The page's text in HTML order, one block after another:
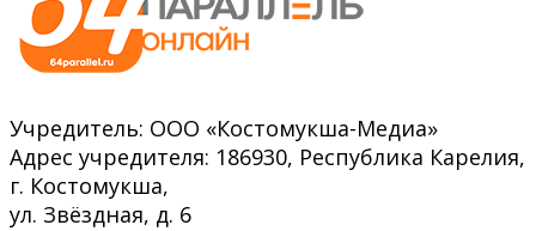
Учредитель: ООО «Костомукша-Медиа»
Адрес учредителя: 186930, Республика Карелия,
г. Костомукша,
ул. Звёздная, д. 6